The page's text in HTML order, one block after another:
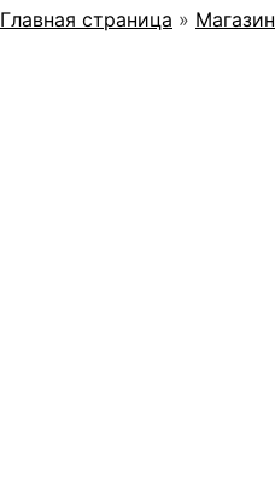
Главная страница » Магазин